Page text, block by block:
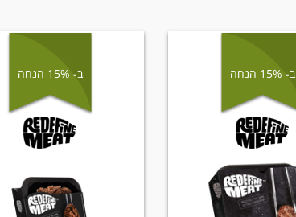
ב- 15% הנחה ב- 15% הנחה